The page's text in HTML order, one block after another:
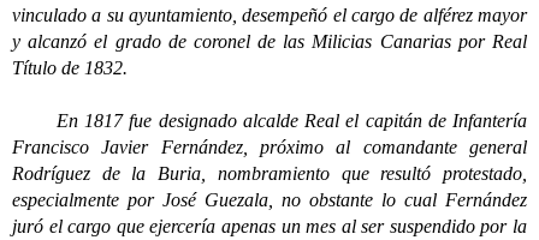
vinculado a su ayuntamiento, desempeñó el cargo de alférez mayor
y alcanzó el grado de coronel de las Milicias Canarias por Real
Título de 1832.
En 1817 fue designado alcalde Real el capitán de Infantería
Francisco Javier Fernández, próximo al comandante general
Rodríguez de la Buria, nombramiento que resultó protestado,
especialmente por José Guezala, no obstante lo cual Fernández
juró el cargo que ejercería apenas un mes al ser suspendido por la